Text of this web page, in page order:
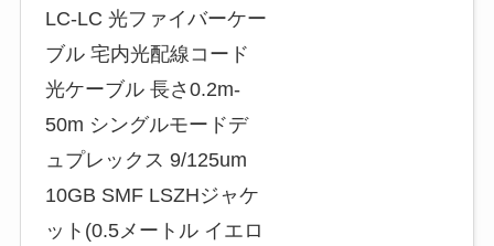
LC-LC 光ファイバーケー
ブル 宅内光配線コード
光ケーブル 長さ0.2m-
50m シングルモードデ
ュプレックス 9/125um
10GB SMF LSZHジャケ
ット(0.5メートル イエロ